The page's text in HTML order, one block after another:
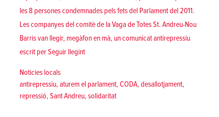
les 8 persones condemnades pels fets del Parlament del 2011.
Les companyes del comitè de la Vaga de Totes St. Andreu-Nou
Barris van llegir, megàfon en mà, un comunicat antirepressiu
escrit perSeguir llegint«[Sant Andreu] Crònica de la concentració
Posted in
Noticies locals
Tags:
antirepressiu, aturem el parlament, CODA, desallotjament,
repressió, Sant Andreu, solidaritat